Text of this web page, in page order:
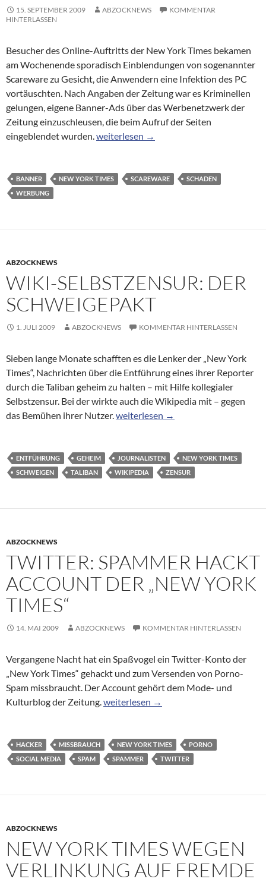
15. SEPTEMBER 2009 ABZOCKNEWS
KOMMENTAR
HINTERLASSEN
Besucher des Online-Auftritts der New York Times bekamen
am Wochenende sporadisch Einblendungen von sogenannter
Scareware zu Gesicht, die Anwendern eine Infektion des PC
vortäuschten. Nach Angaben der Zeitung war es Kriminellen
gelungen, eigene Banner-Ads über das Werbenetzwerk der
Zeitung einzuschleusen, die beim Aufruf der Seiten
eingeblendet wurden.Schädliche Werbebanner bei der New
weiterlesen →
BANNER NEW YORK TIMES SCAREWARE
SCHADEN
WERBUNG
ABZOCKNEWS
WIKI-SELBSTZENSUR: DER
SCHWEIGEPAKT
1. JULI 2009 ABZOCKNEWS KOMMENTAR HINTERLASSEN
Sieben lange Monate schafften es die Lenker der „New York
Times“, Nachrichten über die Entführung eines ihrer Reporter
durch die Taliban geheim zu halten – mit Hilfe kollegialer
Selbstzensur. Bei der wirkte auch die Wikipedia mit – gegen
das Bemühen ihrer Nutzer.Wiki-Selbstzensur: Der
weiterlesen →
ENTFÜHRUNG GEHEIM JOURNALISTEN
NEW YORK TIMES
SCHWEIGEN
TALIBAN WIKIPEDIA ZENSUR
ABZOCKNEWS
TWITTER: SPAMMER HACKT
ACCOUNT DER „NEW YORK
TIMES“
14. MAI 2009 ABZOCKNEWS KOMMENTAR HINTERLASSEN
Vergangene Nacht hat ein Spaßvogel ein Twitter-Konto der
„New York Times“ gehackt und zum Versenden von Porno-
Spam missbraucht. Der Account gehört dem Mode- und
Kulturblog der Zeitung.Twitter: Spammer hackt Account der
weiterlesen →
HACKER MISSBRAUCH NEW YORK TIMES
PORNO
SOCIAL MEDIA
SPAM SPAMMER TWITTER
ABZOCKNEWS
NEW YORK TIMES WEGEN
VERLINKUNG AUF FREMDE